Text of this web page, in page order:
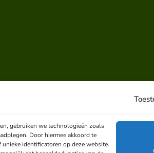
gebruiken we technologieën zoals
Door hiermee akkoord te
identificatoren op deze website.